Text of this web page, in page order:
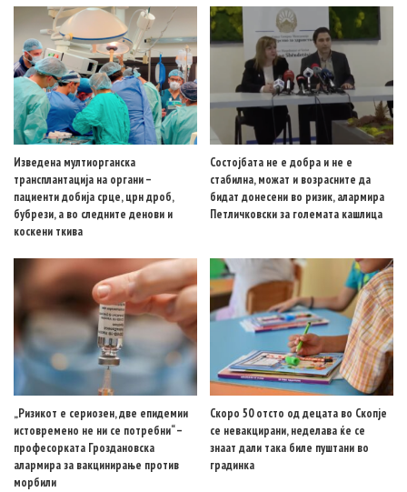
Изведена мултиорганска
трансплантација на органи –
пациенти добија срце, црн дроб,
бубрези, а во следните денови и
коскени ткива
Состојбата не е добра и не е
стабилна, можат и возрасните да
бидат донесени во ризик, алармира
Петличковски за големата кашлица
„Ризикот е сериозен, две епидемии
истовремено не ни се потребни“ –
професорката Гроздановска
алармира за вакцинирање против
морбили
Скоро 50 отсто од децата во Скопје
се невакцирани, неделава ќе се
знаат дали така биле пуштани во
градинка